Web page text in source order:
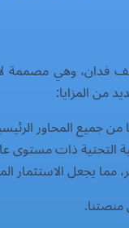
الإدارية الجديدة ليست مجرد مدينة؛ إنها
من المزايا:
جميع المحاور
التحتية ذات مستوى
يجعل الاستثمار